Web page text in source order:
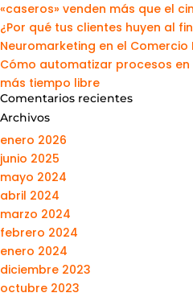
«caseros» venden más que el
¿Por qué tus clientes huyen al
Neuromarketing en el Comercio
Cómo automatizar procesos
más tiempo libre
Comentarios recientes
Archivos
enero 2026
junio 2025
mayo 2024
abril 2024
marzo 2024
febrero 2024
enero 2024
diciembre 2023
octubre 2023